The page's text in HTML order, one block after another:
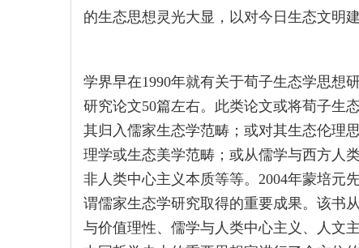
的生态思想灵光大显，以对今日生态文明
学界早在1990年就有关于荀子生态学思想
研究论文50篇左右。此类论文或将荀子生
其归入儒家生态学范畴；或对其生态伦理
理学或生态美学范畴；或从儒学与西方人
非人类中心主义本质等等。2004年蒙培
谓儒家生态学研究取得的重要成果。该书
与价值理性、儒学与人类中心主义、人文